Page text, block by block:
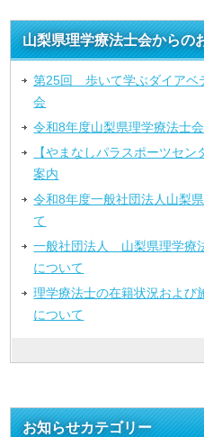
山梨県理学療法士会からの
第25回 歩いて学ぶダイア
会
令和8年度山梨県理学療法士
【やまなしパラスポーツセ
案内
令和8年度一般社団法人山梨
て
一般社団法人 山梨県理学
について
理学療法士の在籍状況および
について
お知らせカテゴリー